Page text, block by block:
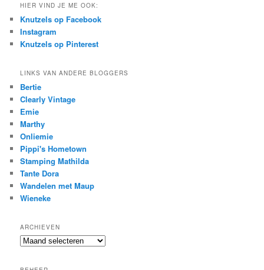
HIER VIND JE ME OOK:
Knutzels op Facebook
Instagram
Knutzels op Pinterest
LINKS VAN ANDERE BLOGGERS
Bertie
Clearly Vintage
Emie
Marthy
Onliemie
Pippi's Hometown
Stamping Mathilda
Tante Dora
Wandelen met Maup
Wieneke
ARCHIEVEN
Archieven